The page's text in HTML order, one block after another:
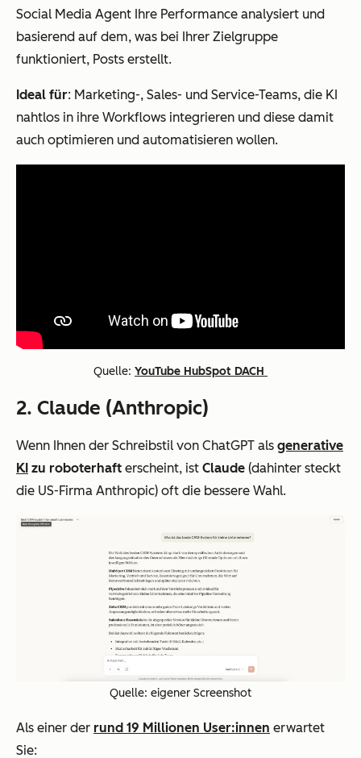
Social Media Agent Ihre Performance analysiert und
basierend auf dem, was bei Ihrer Zielgruppe
funktioniert, Posts erstellt.
Ideal für: Marketing-, Sales- und Service-Teams, die KI
nahtlos in ihre Workflows integrieren und diese damit
auch optimieren und automatisieren wollen.
Quelle: YouTube HubSpot DACH
2. Claude (Anthropic)
Wenn Ihnen der Schreibstil von ChatGPT als generative
KI zu roboterhaft erscheint, ist Claude (dahinter steckt
die US-Firma Anthropic) oft die bessere Wahl.
Quelle: eigener Screenshot
Als einer der rund 19 Millionen User:innen erwartet
Sie: